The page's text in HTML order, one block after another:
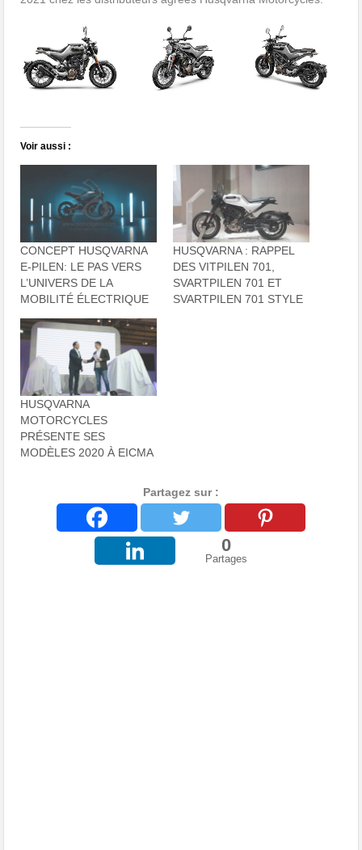
Voir aussi :
CONCEPT HUSQVARNA
E-PILEN: LE PAS VERS
L’UNIVERS DE LA
MOBILITÉ ÉLECTRIQUE
HUSQVARNA : RAPPEL
DES VITPILEN 701,
SVARTPILEN 701 ET
SVARTPILEN 701 STYLE
HUSQVARNA
MOTORCYCLES
PRÉSENTE SES
MODÈLES 2020 À EICMA
Partagez sur :
0
Partages